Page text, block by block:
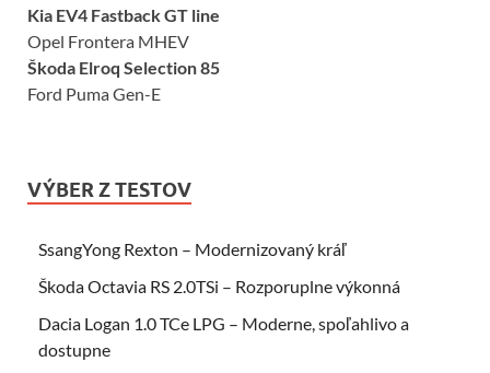
Kia EV4 Fastback GT line
Opel Frontera MHEV
Škoda Elroq Selection 85
Ford Puma Gen-E
VÝBER Z TESTOV
SsangYong Rexton – Modernizovaný kráľ
Škoda Octavia RS 2.0TSi – Rozporuplne výkonná
Dacia Logan 1.0 TCe LPG – Moderne, spoľahlivo a
dostupne